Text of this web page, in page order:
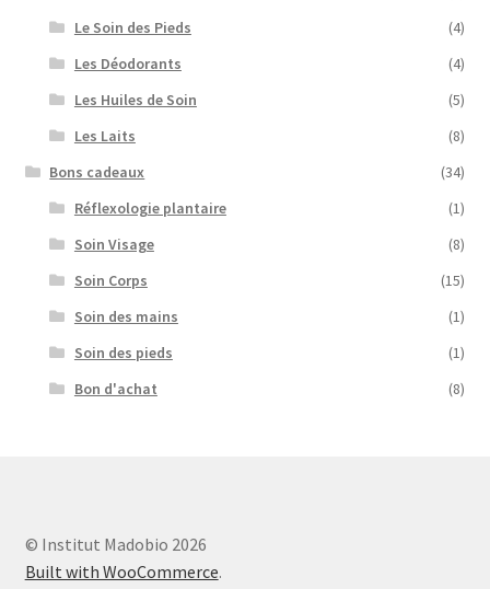
Le Soin des Pieds
(4)
Les Déodorants
(4)
Les Huiles de Soin
(5)
Les Laits
(8)
Bons cadeaux
(34)
Réflexologie plantaire
(1)
Soin Visage
(8)
Soin Corps
(15)
Soin des mains
(1)
Soin des pieds
(1)
Bon d'achat
(8)
© Institut Madobio 2026
Built with WooCommerce.